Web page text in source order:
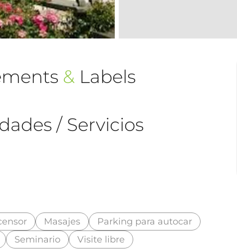
& Labels
/ Servicios
Masajes
Parking para autocar
Seminario Visite libre